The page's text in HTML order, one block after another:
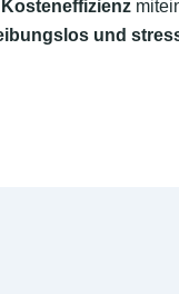
und